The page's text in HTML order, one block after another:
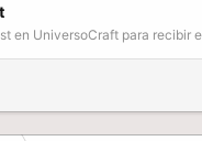
en UniversoCraft para recibir